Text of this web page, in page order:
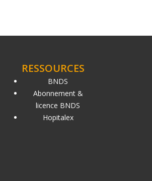
RESSOURCES
BNDS
Abonnement &
licence BNDS
Hopitalex